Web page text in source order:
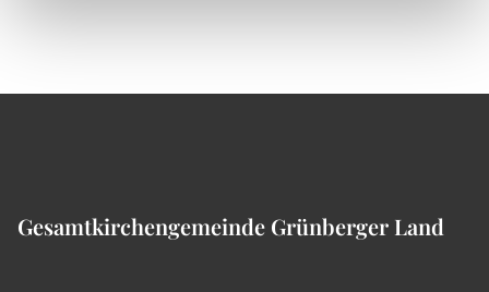
Gesamtkirchengemeinde Grünberger Land